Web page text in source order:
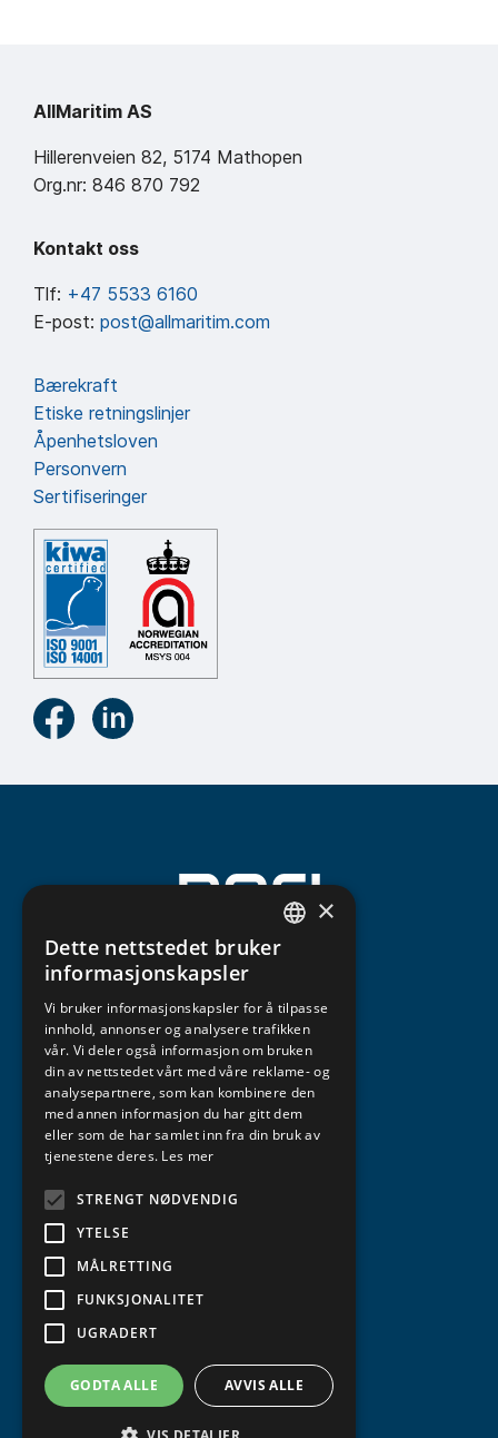
AllMaritim AS
Hillerenveien 82, 5174 Mathopen
Org.nr: 846 870 792
Kontakt oss
Tlf: +47 5533 6160
E-post: post@allmaritim.com
Bærekraft
Etiske retningslinjer
Åpenhetsloven
Personvern
Sertifiseringer
NORWEGIAN
ENGLISH
×
Dette nettstedet bruker
informasjonskapsler
Vi bruker informasjonskapsler for å tilpasse
innhold, annonser og analysere trafikken
vår. Vi deler også informasjon om bruken
din av nettstedet vårt med våre reklame- og
analysepartnere, som kan kombinere den
med annen informasjon du har gitt dem
eller som de har samlet inn fra din bruk av
tjenestene deres. Les mer
STRENGT NØDVENDIG
YTELSE
MÅLRETTING
FUNKSJONALITET
UGRADERT
GODTA ALLE AVVIS ALLE